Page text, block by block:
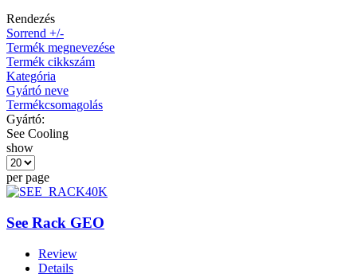
Rendezés
Sorrend +/-
Termék megnevezése
Termék cikkszám
Kategória
Gyártó neve
Termékcsomagolás
Gyártó:
See Cooling
show
per page
See Rack GEO
Review
Details